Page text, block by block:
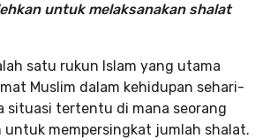
untuk melaksanakan shalat
satu rukun Islam yang utama
Muslim dalam kehidupan sehari-
situasi tertentu di mana seorang
untuk mempersingkat jumlah shalat.